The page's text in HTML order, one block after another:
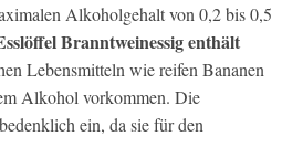
Alkoholgehalt von 0,2 bis 0,5
Branntweinessig enthält
Lebensmitteln wie reifen Bananen
Alkohol vorkommen. Die
ein, da sie für den